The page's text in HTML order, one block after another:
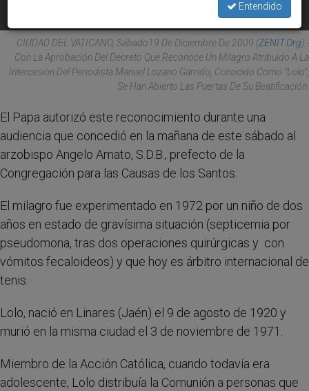
CIUDAD DEL VATICANO, Sábado19 De Diciembre De 2009 (ZENIT.org).-
Con La Aprobación Del Decreto Que Reconoce Un Milagro Atribuido A La
Intercesión Del Periodista Manuel Lozano Garrido, Conocido Como "Lolo",
Se Han Abierto Las Puertas De Su Beatificación.
El Papa autorizó este reconocimiento durante una
audiencia que concedió en la mañana de este sábado al
arzobispo Angelo Amato, S.D.B., prefecto de la
Congregación para las Causas de los Santos.
El milagro fue experimentado en 1972 por un niño de dos
años en estado de gravísima situación (septicemia por
pseudomona, tras dos operaciones quirúrgicas y con
vómitos fecaloideos) y que hoy es árbitro internacional de
tenis.
Lolo, nació en Linares (Jaén) el 9 de agosto de 1920 y
murió en la misma ciudad el 3 de noviembre de 1971.
Miembro de la Acción Católica, cuando todavía era
adolescente, Lolo distribuía la Comunión a personas que
Entendido